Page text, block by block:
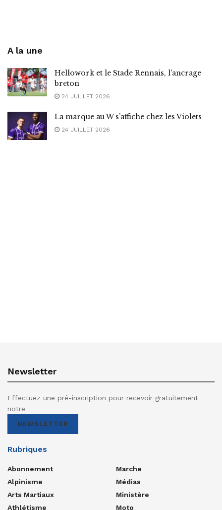
A la une
Hellowork et le Stade Rennais, l’ancrage
breton
24 JUILLET 2026
La marque au W s’affiche chez les Violets
24 JUILLET 2026
Newsletter
Effectuez une pré-inscription pour recevoir gratuitement
notre
NEWSLETTER
Rubriques
Abonnement
Alpinisme
Arts Martiaux
Athlétisme
Marche
Médias
Ministère
Moto